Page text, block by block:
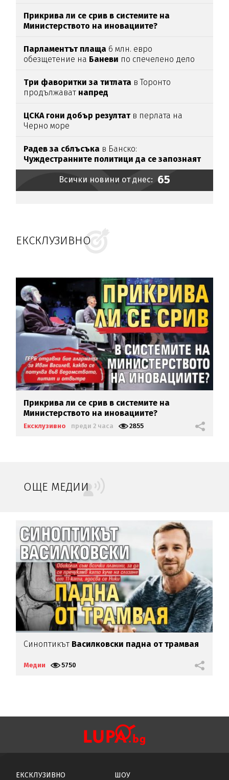
Прикрива ли се срив в системите на
Министерството на иновациите?
Парламентът плаща 6 млн. евро
обезщетение на Баневи по спечелено дело
Три фаворитки за титлата в Торонто
продължават напред
ЦСКА гони добър резултат в перлата на
Черно море
Радев за сблъсъка в Банско:
Чуждестранните политици да се запознаят
с фактите
Всички новини от днес: 65
ЕКСКЛУЗИВНО
Прикрива ли се срив в системите на
Министерството на иновациите?
Ексклузивно преди 2 часа 2855
ОЩЕ МЕДИИ
Синоптикът Василковски падна от трамвая
Медии 5750
ЕКСКЛУЗИВНО
ШОУ